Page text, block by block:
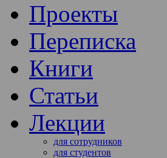
Проекты
Переписка
Книги
Статьи
Лекции
для сотрудников
для студентов